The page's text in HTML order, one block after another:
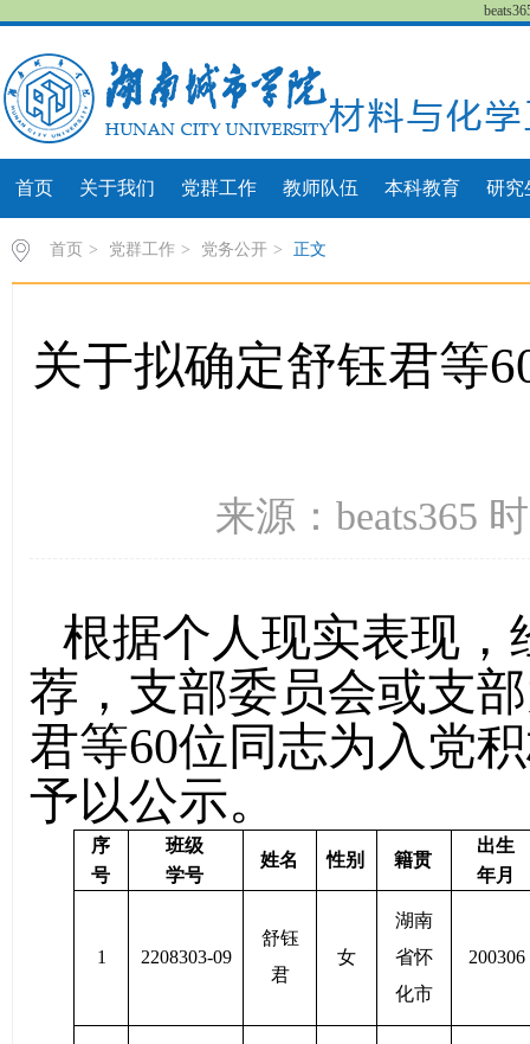
首页 关于我们 党群工作 教师队伍 本科教育 研究
首页 > 党群工作 > 党务公开 > 正文
关于拟确定舒钰君等
来源：beats365
根据个人现实表现
荐，支部委员会或支
君等60位同志为入党
予以公示。
序
号
班级
学号
姓名 性别 籍贯
出生
年月
1 2208303-09
舒钰
君
女
湖南
省怀
化市
200306